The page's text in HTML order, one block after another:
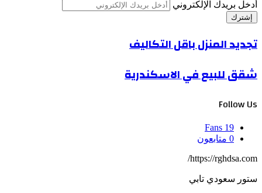
أدخل بريدك الإلكتروني
تجديد المنزل باقل التكاليف
شقق للبيع في الاسكندرية
Follow Us
19
Fans
0 متابعون
https://rghdsa.com/
ستور سعودي تابي